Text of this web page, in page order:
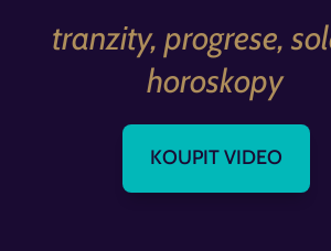
tranzity, progrese,
horoskopy
KOUPIT VIDEO